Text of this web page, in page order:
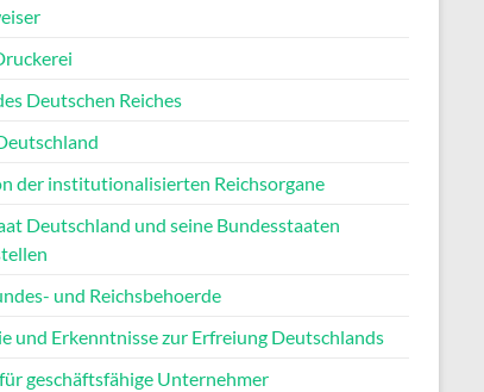
Deutschen Reiches
der institutionalisierten Reichsorgane
Deutschland und seine Bundesstaaten
und Reichsbehoerde
und Erkenntnisse zur Erfreiung Deutschlands
geschäftsfähige Unternehmer